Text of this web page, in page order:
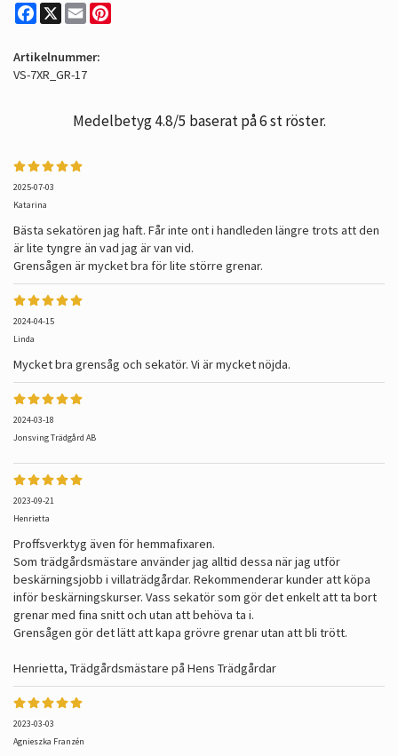
Facebook
X Email
Artikelnummer:
VS-7XR_GR-17
Medelbetyg4.8/5 baserat på6st röster.
2025-07-03
Katarina
Bästa sekatören jag haft. Får inte ont i handleden längre trots att den
är lite tyngre än vad jag är van vid.
Grensågen är mycket bra för lite större grenar.
2024-04-15
Linda
Mycket bra grensåg och sekatör. Vi är mycket nöjda.
2024-03-18
Jonsving Trädgård AB
2023-09-21
Henrietta
Proffsverktyg även för hemmafixaren.
Som trädgårdsmästare använder jag alltid dessa när jag utför
beskärningsjobb i villaträdgårdar. Rekommenderar kunder att köpa
inför beskärningskurser. Vass sekatör som gör det enkelt att ta bort
grenar med fina snitt och utan att behöva ta i.
Grensågen gör det lätt att kapa grövre grenar utan att bli trött.
Henrietta, Trädgårdsmästare på Hens Trädgårdar
2023-03-03
Agnieszka Franzén